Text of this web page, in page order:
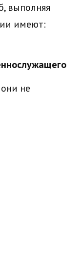
выполняя
имеют:
не